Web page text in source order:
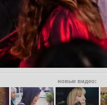
новые видео: